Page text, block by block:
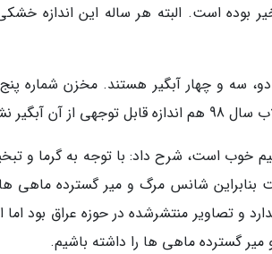
بوده است. البته هر ساله این اندازه
آبگیر نشد.
خوب است، شرح داد: با توجه به گرما و
شانس مرگ و میر گسترده ماهی
و تصاویر منتشرشده در حوزه عراق بود اما
گسترده ماهی ها را داشته باشیم.